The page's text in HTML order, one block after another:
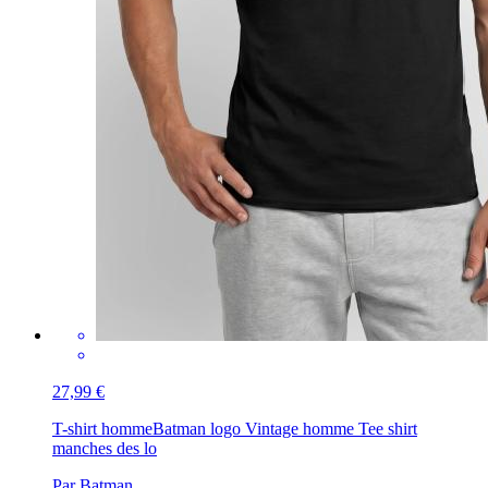
27,99 €
T-shirt hommeBatman logo Vintage homme Tee shirt
manches des lo